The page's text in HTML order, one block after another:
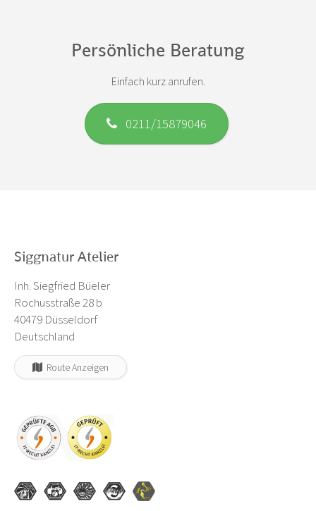
Persönliche Beratung
Einfach kurz anrufen.
0211/15879046
Siggnatur Atelier
Inh. Siegfried Büeler
Rochusstraße 28 b
40479 Düsseldorf
Deutschland
Route Anzeigen